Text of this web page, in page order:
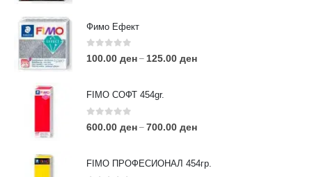
Фимо Ефект
0 out of 5
100.00 ден – 125.00 ден
FIMO СОФТ 454gr.
0out of 5
600.00 ден – 700.00 ден
FIMO ПРОФЕСИОНАЛ 454гр.